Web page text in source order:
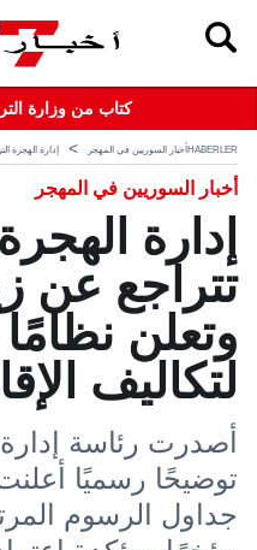
15:43 ┋ كتاب من وزارة
HABERLER أخبار السوريين في المهجر إدارة الهجرة
أخبار السوريين في المهجر
إدارة
تتراجع عن
وتعلن نظامًا
لتكاليف
أصدرت رئاسة إدارة
توضيحًا رسميًا
جداول الرسوم